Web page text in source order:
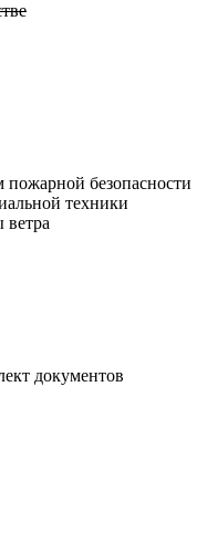
безопасности
техники
документов